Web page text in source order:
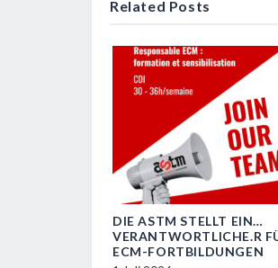
Related Posts
DIE ASTM STELLT EIN…
VERANTWORTLICHE.R
ECM-FORTBILDUNGEN